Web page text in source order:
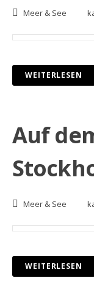
Meer & See
WEITERLESEN
Auf
Meer & See
WEITERLESEN